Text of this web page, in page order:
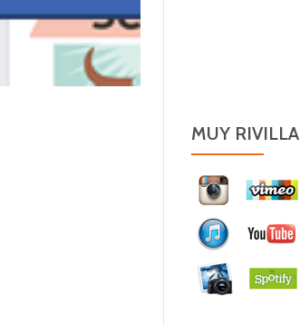
MUY RIVILLA